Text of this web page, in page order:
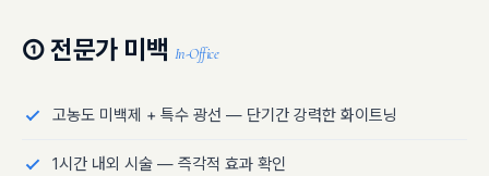
① 전문가 미백 In-Office
고농도 미백제 + 특수 광선 — 단기간 강력한 화이트닝
1시간 내외 시술 — 즉각적 효과 확인